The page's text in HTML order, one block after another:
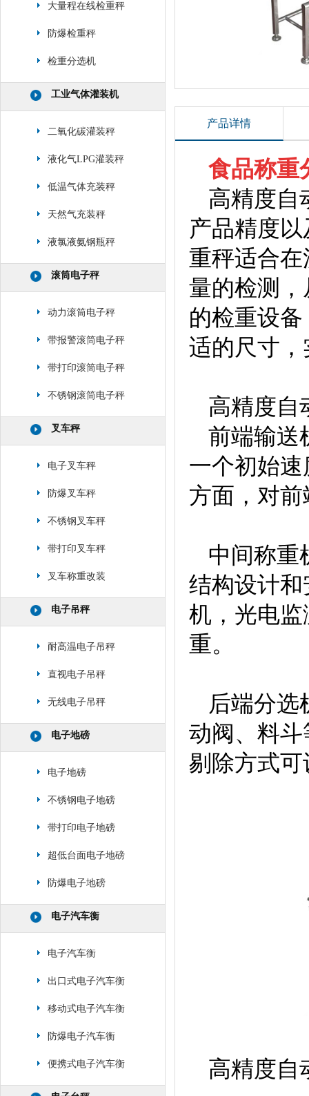
大量程在线检重秤
防爆检重秤
检重分选机
工业气体灌装机
二氧化碳灌装秤
液化气LPG灌装秤
低温气体充装秤
天然气充装秤
液氯液氨钢瓶秤
滚筒电子秤
动力滚筒电子秤
带报警滚筒电子秤
带打印滚筒电子秤
不锈钢滚筒电子秤
叉车秤
电子叉车秤
防爆叉车秤
不锈钢叉车秤
带打印叉车秤
叉车称重改装
电子吊秤
耐高温电子吊秤
直视电子吊秤
无线电子吊秤
电子地磅
电子地磅
不锈钢电子地磅
带打印电子地磅
超低台面电子地磅
防爆电子地磅
电子汽车衡
电子汽车衡
出口式电子汽车衡
移动式电子汽车衡
防爆电子汽车衡
便携式电子汽车衡
产品详情
食品称重
高精度自
产品精度
重秤适合
量的检测
的检重设
适的尺寸
高精度自
前端输送
一个初始
方面，对
中间称重
结构设计
机，光电
重。
后端分选
动阀、料
剔除方式
高精度自